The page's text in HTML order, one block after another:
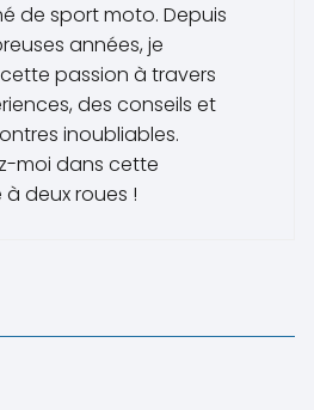
de sport moto. Depuis
années, je
passion à travers
des conseils et
inoubliables.
moi dans cette
deux roues !